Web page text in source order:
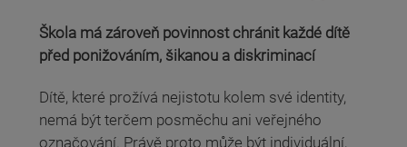
Škola má zároveň povinnost chránit každé dítě
před ponižováním, šikanou a diskriminací
Dítě, které prožívá nejistotu kolem své identity,
nemá být terčem posměchu ani veřejného
označování. Právě proto může být individuální,